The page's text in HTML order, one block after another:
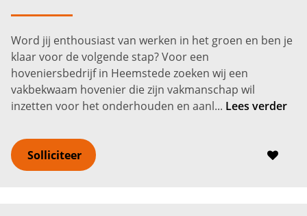
Heemstede
Word jij enthousiast van werken in het groen en ben je
klaar voor de volgende stap? Voor een
hoveniersbedrijf in Heemstede zoeken wij een
vakbekwaam hovenier die zijn vakmanschap wil
inzetten voor het onderhouden en aanl... Lees verder
Solliciteer